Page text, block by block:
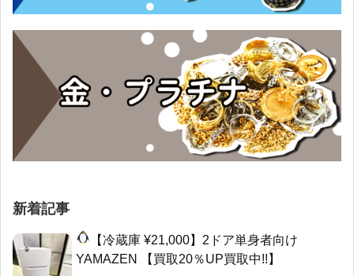
新着記事
【冷蔵庫 ¥21,000】2ドア単身者向け
YAMAZEN 【買取20％UP買取中!!】